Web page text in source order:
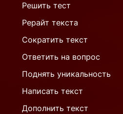
Решить тест
Рерайт текста
Сократить текст
Ответить на вопрос
Поднять уникальность
Написать текст
Дополнить текст